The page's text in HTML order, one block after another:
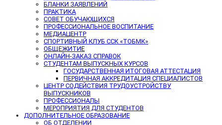
БЛАНКИ ЗАЯВЛЕНИЙ
ПРАКТИКА
СОВЕТ ОБУЧАЮЩИХСЯ
ПРОФЕССИОНАЛЬНОЕ ВОСПИТАНИЕ
МЕДИАЦЕНТР
СПОРТИВНЫЙ КЛУБ ССК «ТОБМК»
ОБЩЕЖИТИЕ
ОНЛАЙН-ЗАКАЗ СПРАВОК
СТУДЕНТАМ ВЫПУСКНЫХ КУРСОВ
ГОСУДАРСТВЕННАЯ ИТОГОВАЯ АТТЕСТАЦИЯ
ПЕРВИЧНАЯ АККРЕДИТАЦИЯ СПЕЦИАЛИСТОВ
ЦЕНТР СОДЕЙСТВИЯ ТРУДОУСТРОЙСТВУ
ВЫПУСКНИКОВ
ПРОФЕССИОНАЛЫ
МЕРОПРИЯТИЯ ДЛЯ СТУДЕНТОВ
ДОПОЛНИТЕЛЬНОЕ ОБРАЗОВАНИЕ
ОБ ОТДЕЛЕНИИ